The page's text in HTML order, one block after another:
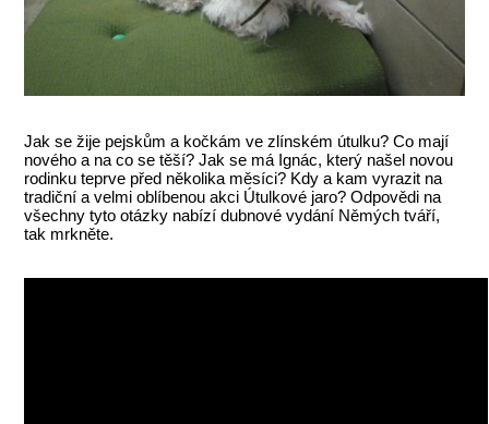
Jak se žije pejskům a kočkám ve zlínském útulku? Co mají
nového a na co se těší? Jak se má Ignác, který našel novou
rodinku teprve před několika měsíci? Kdy a kam vyrazit na
tradiční a velmi oblíbenou akci Útulkové jaro? Odpovědi na
všechny tyto otázky nabízí dubnové vydání Němých tváří,
tak mrkněte.